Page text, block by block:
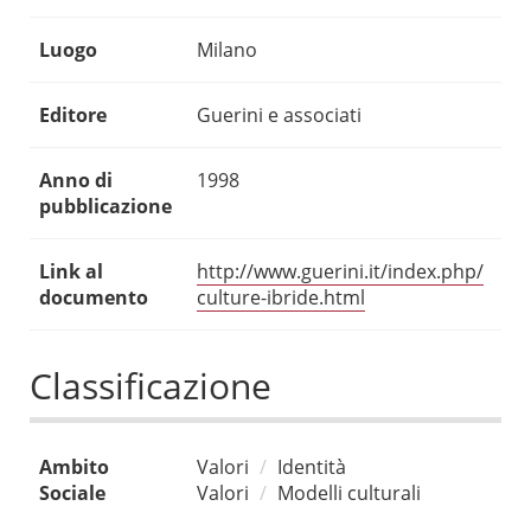
Luogo Milano
Editore Guerini e associati
Anno di
pubblicazione
1998
Link al
documento
http://www.guerini.it/index.php/
culture-ibride.html
Classificazione
Ambito
Sociale
Valori
Identità
Valori
Modelli culturali